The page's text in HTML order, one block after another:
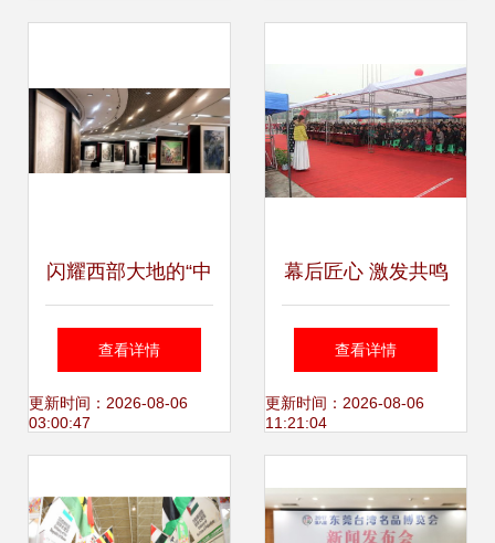
闪耀西部大地的“中
原画风”回家了！
197幅作品展示“出
查看详情
更新时间：2026-08-06
03:00:47
幕后匠心 激发共鸣
的展览展示与大型
活动策划创作逻辑
查看详情
更新时间：2026-08-06
11:21:04